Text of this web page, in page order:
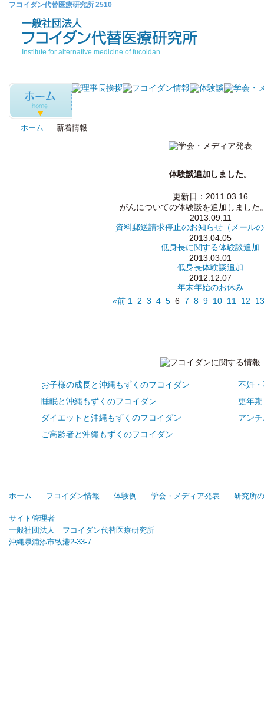
フコイダン代替医療研究所 2510
Institute for alternative medicine of fucoidan
ホーム 新着情報
体験談追加しました。
更新日：2011.03.16
がんについての体験談を追加しまし
2013.09.11
資料郵送請求停止のお知らせ（メール
2013.04.05
低身長に関する体験談追加
2013.03.01
低身長体験談追加
2012.12.07
年末年始のお休み
«前 1 2 3 4 5 6 7 8 9 10 11 12 13
お子様の成長と沖縄もずくのフコイダン
睡眠と沖縄もずくのフコイダン
ダイエットと沖縄もずくのフコイダン
ご高齢者と沖縄もずくのフコイダン
不妊
更年
アン
ホーム フコイダン情報 体験例 学会・メディア発表 研究所
サイト管理者
一般社団法人 フコイダン代替医療研究所
沖縄県浦添市牧港2-33-7